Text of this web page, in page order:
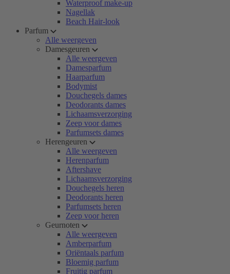
Waterproof make-up
Nagellak
Beach Hair-look
Parfum
Alle weergeven
Damesgeuren
Alle weergeven
Damesparfum
Haarparfum
Bodymist
Douchegels dames
Deodorants dames
Lichaamsverzorging
Zeep voor dames
Parfumsets dames
Herengeuren
Alle weergeven
Herenparfum
Aftershave
Lichaamsverzorging
Douchegels heren
Deodorants heren
Parfumsets heren
Zeep voor heren
Geurnoten
Alle weergeven
Amberparfum
Oriëntaals parfum
Bloemig parfum
Fruitig parfum